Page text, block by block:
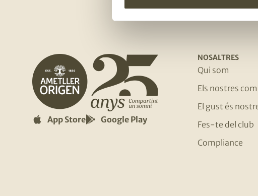
App Store Google Play
NOSALTRES
Qui som
Els nostres
El gust és
Fes-te del club
Compliance